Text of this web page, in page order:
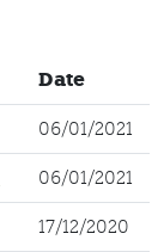
Date
06/01/2021
06/01/2021
17/12/2020